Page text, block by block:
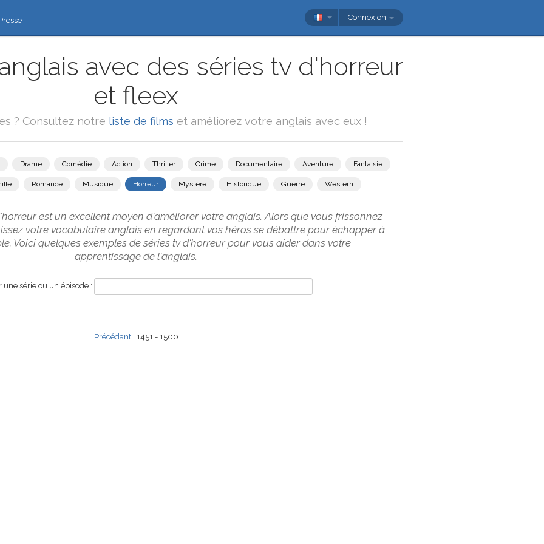
Connexion
avec des séries tv d'horreur
et fleex
? Consultez notre liste de films et améliorez votre anglais avec eux !
Drame Comédie Action Thriller Crime Documentaire Aventure Fantaisie
Romance Musique Horreur Mystère Historique Guerre Western
est un excellent moyen d'améliorer votre anglais. Alors que vous frissonnez
votre vocabulaire anglais en regardant vos héros se débattre pour échapper à
Voici quelques exemples de séries tv d'horreur pour vous aider dans votre
apprentissage de l'anglais.
une série ou un épisode :
Précédant| 1451 - 1500